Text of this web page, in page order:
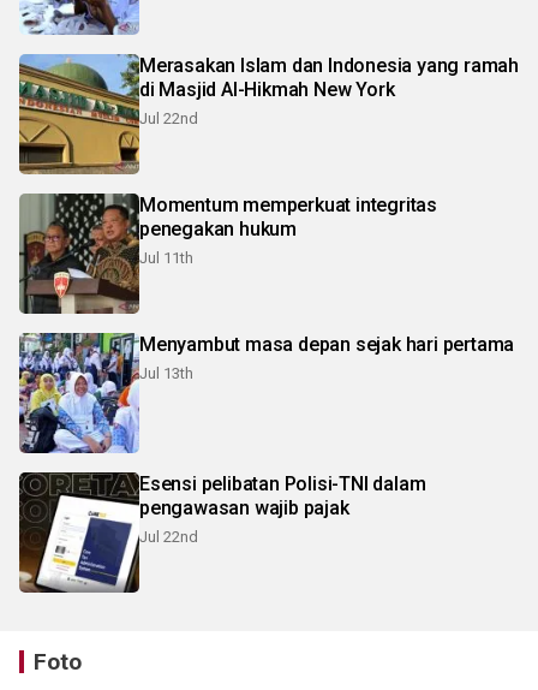
Merasakan Islam dan Indonesia yang ramah
di Masjid Al-Hikmah New York
Jul 22nd
Momentum memperkuat integritas
penegakan hukum
Jul 11th
Menyambut masa depan sejak hari pertama
Jul 13th
Esensi pelibatan Polisi-TNI dalam
pengawasan wajib pajak
Jul 22nd
Foto